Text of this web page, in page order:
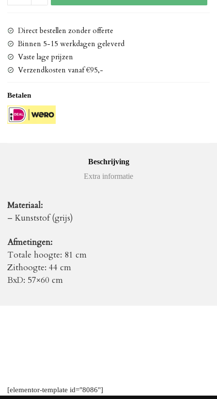
grijs
Direct bestellen zonder offerte
Binnen 5-15 werkdagen geleverd
Vaste lage prijzen
Verzendkosten vanaf €95,-
Betalen
Beschrijving
Extra informatie
Materiaal:
– Kunststof (grijs)
Afmetingen:
Totale hoogte: 81 cm
Zithoogte: 44 cm
BxD: 57×60 cm
[elementor-template id="8086"]